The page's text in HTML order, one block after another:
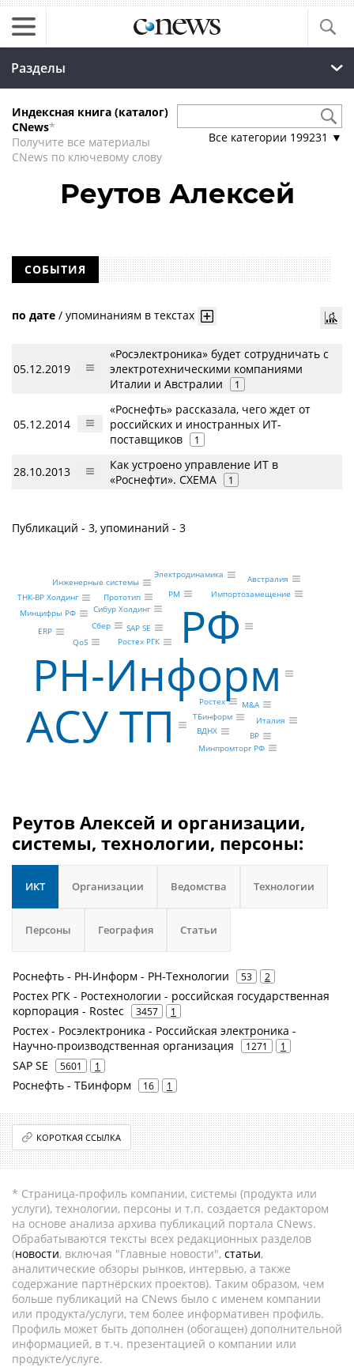
Разделы
Индексная книга (каталог)
CNews*
Получите все материалы
CNews по ключевому слову
Все категории 199231 ▼
Реутов Алексей
СОБЫТИЯ
по дате / упоминаниям в текстах
05.12.2019
«Росэлектроника» будет сотрудничать с
электротехническими компаниями
Италии и Австралии
1
05.12.2014
«Роснефть» рассказала, чего ждет от
российских и иностранных ИТ-
поставщиков
1
28.10.2013
Как устроено управление ИТ в
«Роснефти». СХЕМА
1
Публикаций - 3, упоминаний - 3
РН-Информ
АСУ ТП
РФ
Ростех РГК
Ростех
SAP SE
ТБинформ
Сибур Холдинг
Сбер
ВДНХ BP
ТНК-ВР Холдинг
Минцифры РФ
Минпромторг РФ
Импортозамещение
QoS
ERP
PM
Прототип
Инженерные системы
Италия
Австралия
M&A
Электродинамика
Реутов Алексей и организации,
системы, технологии, персоны:
ИКТ Организации Ведомства Технологии
Персоны География Статьи
Роснефть - РН-Информ - РН-Технологии 53 2
Ростех РГК - Ростехнологии - российская государственная
корпорация - Rostec
3457 1
Ростех - Росэлектроника - Российская электроника -
Научно-производственная организация
1271 1
SAP SE 5601 1
Роснефть - ТБинформ 16 1
КОРОТКАЯ ССЫЛКА
* Страница-профиль компании, системы (продукта или
услуги), технологии, персоны и т.п. создается редактором
на основе анализа архива публикаций портала CNews.
Обрабатываются тексты всех редакционных разделов
(новости, включая "Главные новости", статьи,
аналитические обзоры рынков, интервью, а также
содержание партнёрских проектов). Таким образом, чем
больше публикаций на CNews было с именем компании
или продукта/услуги, тем более информативен профиль.
Профиль может быть дополнен (обогащен) дополнительной
информацией, в т.ч. презентацией о компании или
продукте/услуге.